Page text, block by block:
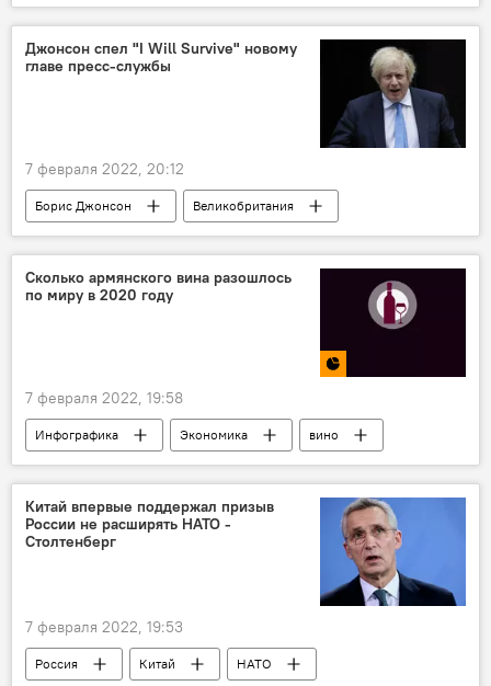
В мире
похищение
Джонсон спел "I Will Survive" новому
главе пресс-службы
7 февраля 2022, 20:12
Борис Джонсон Великобритания
Сколько армянского вина разошлось
по миру в 2020 году
7 февраля 2022, 19:58
Инфографика Экономика
вино
экспорт
Китай впервые поддержал призыв
России не расширять НАТО -
Столтенберг
7 февраля 2022, 19:53
Россия Китай
НАТО